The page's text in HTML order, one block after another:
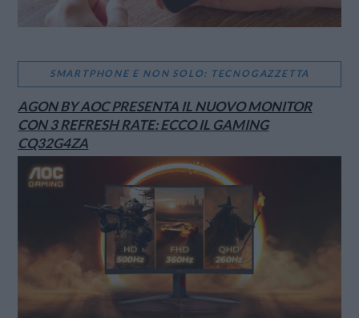
SMARTPHONE E NON SOLO: TECNOGAZZETTA
AGON BY AOC PRESENTA IL NUOVO MONITOR
CON 3 REFRESH RATE: ECCO IL GAMING
CQ32G4ZA